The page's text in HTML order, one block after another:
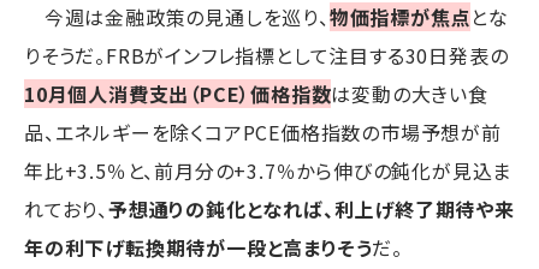
今週は金融政策の見通しを巡り、物価指標が焦点 とな
りそうだ。FRBがインフレ指標として注目する30日発表の
10月個人消費支出（PCE）価格指数は変動の大きい食
品、エネルギーを除くコアPCE価格指数の市場予想が前
年比+3.5％と、前月分の+3.7％から伸びの鈍化が見込ま
れており、予想通りの鈍化となれば、利上げ終了期待や来
年の利下げ転換期待が一段と高まりそうだ。